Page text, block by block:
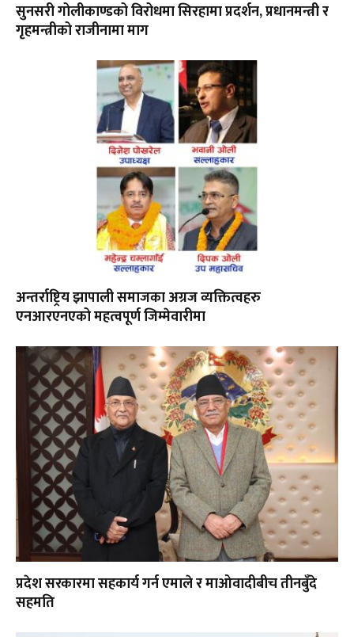
सुनसरी गोलीकाण्डको विरोधमा सिरहामा प्रदर्शन, प्रधानमन्त्री र
गृहमन्त्रीको राजीनामा माग
अन्तर्राष्ट्रिय झापाली समाजका अग्रज व्यक्तित्वहरु
एनआरएनएको महत्वपूर्ण जिम्मेवारीमा
प्रदेश सरकारमा सहकार्य गर्न एमाले र माओवादीबीच तीनबुँदे
सहमति